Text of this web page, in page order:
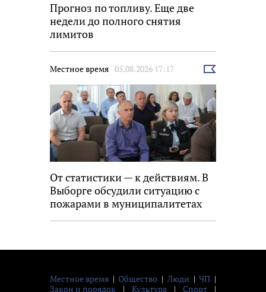
Прогноз по топливу. Еще две
недели до полного снятия
лимитов
Местное время 05.08.2026 17:17
Выбрать
От статистики — к действиям. В
Выборге обсудили ситуацию с
пожарами в муниципалитетах
Местное время | Общество | Люди | ЧП |
Закон и порядок
| Культура | Спорт |